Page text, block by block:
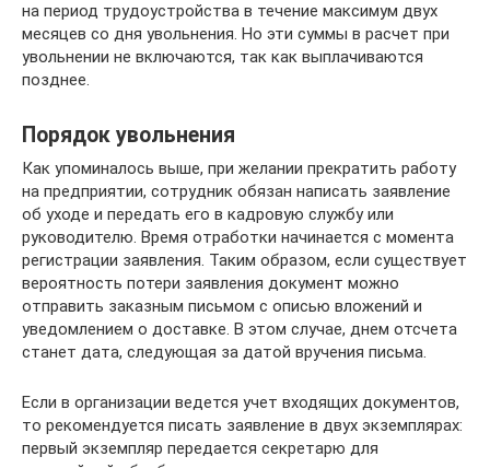
на период трудоустройства в течение максимум двух
месяцев со дня увольнения. Но эти суммы в расчет при
увольнении не включаются, так как выплачиваются
позднее.
Порядок увольнения
Как упоминалось выше, при желании прекратить работу
на предприятии, сотрудник обязан написать заявление
об уходе и передать его в кадровую службу или
руководителю. Время отработки начинается с момента
регистрации заявления. Таким образом, если существует
вероятность потери заявления документ можно
отправить заказным письмом с описью вложений и
уведомлением о доставке. В этом случае, днем отсчета
станет дата, следующая за датой вручения письма.
Если в организации ведется учет входящих документов,
то рекомендуется писать заявление в двух экземплярах:
первый экземпляр передается секретарю для